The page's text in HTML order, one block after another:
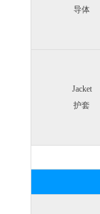
导体
Jacket
护套